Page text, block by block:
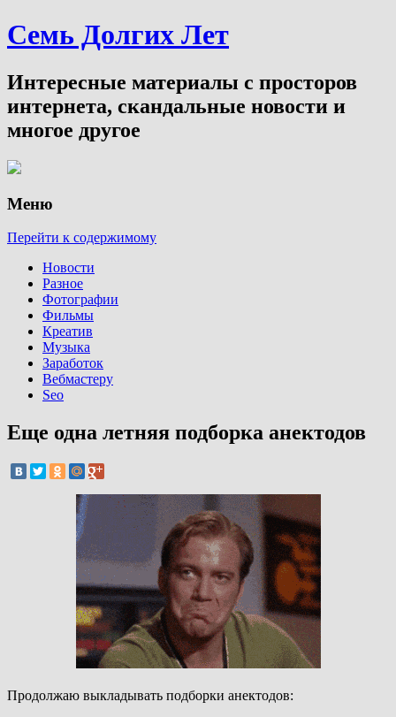
Семь Долгих Лет
Интересные материалы с просторов
интернета, скандальные новости и
многое другое
Меню
Перейти к содержимому
Новости
Разное
Фотографии
Фильмы
Креатив
Музыка
Заработок
Вебмастеру
Seo
Еще одна летняя подборка анектодов
Продолжаю выкладывать подборки анектодов: